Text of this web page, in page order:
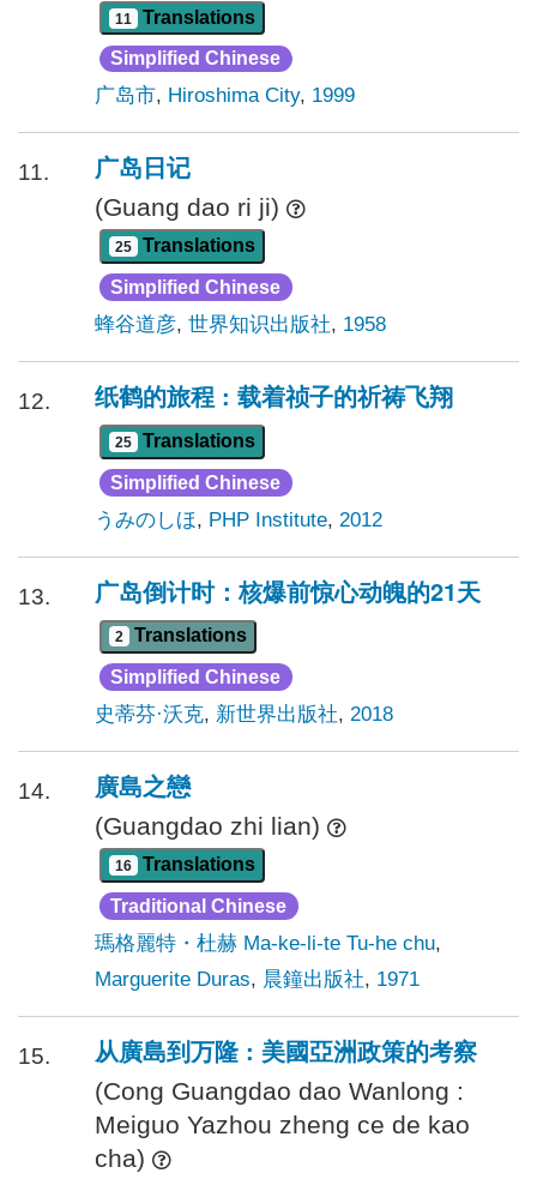
11 Translations
Simplified Chinese
广岛市, Hiroshima City, 1999
11. 广岛日记
(Guang dao ri ji)
25 Translations
Simplified Chinese
蜂谷道彦, 世界知识出版社, 1958
12. 纸鹤的旅程 : 载着祯子的祈祷飞翔
25 Translations
Simplified Chinese
うみのしほ, PHP Institute, 2012
13. 广岛倒计时：核爆前惊心动魄的21天
2 Translations
Simplified Chinese
史蒂芬·沃克, 新世界出版社, 2018
14. 廣島之戀
(Guangdao zhi lian)
16 Translations
Traditional Chinese
瑪格麗特・杜赫 Ma-ke-li-te Tu-he chu,
Marguerite Duras, 晨鐘出版社, 1971
15. 从廣島到万隆 : 美國亞洲政策的考察
(Cong Guangdao dao Wanlong :
Meiguo Yazhou zheng ce de kao
cha)